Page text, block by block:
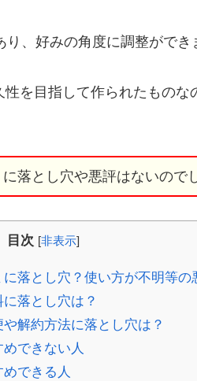
、好みの角度に調整ができ
を目指して作られたものな
落とし穴や悪評はないので
目次 [非表示]
落とし穴？使い方が不明等の
落とし穴は？
解約方法に落とし穴は？
できない人
できる人